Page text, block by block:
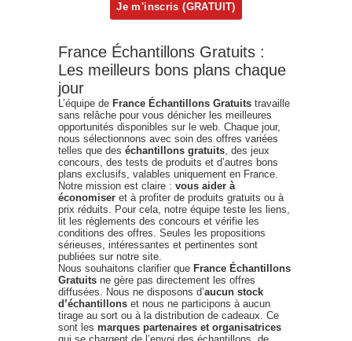
France Échantillons Gratuits :
Les meilleurs bons plans chaque
jour
L’équipe de France Échantillons Gratuits travaille
sans relâche pour vous dénicher les meilleures
opportunités disponibles sur le web. Chaque jour,
nous sélectionnons avec soin des offres variées
telles que des échantillons gratuits , des jeux
concours, des tests de produits et d’autres bons
plans exclusifs, valables uniquement en France.
Notre mission est claire : vous aider à
économiser et à profiter de produits gratuits ou à
prix réduits. Pour cela, notre équipe teste les liens,
lit les règlements des concours et vérifie les
conditions des offres. Seules les propositions
sérieuses, intéressantes et pertinentes sont
publiées sur notre site.
Nous souhaitons clarifier que France Échantillons
Gratuits ne gère pas directement les offres
diffusées. Nous ne disposons d’aucun stock
d’échantillons et nous ne participons à aucun
tirage au sort ou à la distribution de cadeaux. Ce
sont les marques partenaires et organisatrices